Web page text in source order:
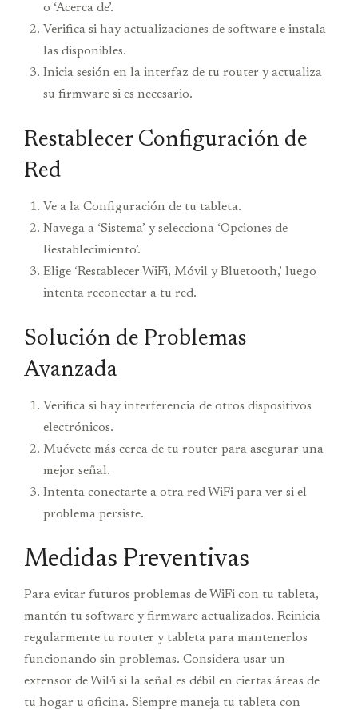
o ‘Acerca de’.
Verifica si hay actualizaciones de software e instala
las disponibles.
Inicia sesión en la interfaz de tu router y actualiza
su firmware si es necesario.
Restablecer Configuración de
Red
Ve a la Configuración de tu tableta.
Navega a ‘Sistema’ y selecciona ‘Opciones de
Restablecimiento’.
Elige ‘Restablecer WiFi, Móvil y Bluetooth,’ luego
intenta reconectar a tu red.
Solución de Problemas
Avanzada
Verifica si hay interferencia de otros dispositivos
electrónicos.
Muévete más cerca de tu router para asegurar una
mejor señal.
Intenta conectarte a otra red WiFi para ver si el
problema persiste.
Medidas Preventivas
Para evitar futuros problemas de WiFi con tu tableta,
mantén tu software y firmware actualizados. Reinicia
regularmente tu router y tableta para mantenerlos
funcionando sin problemas. Considera usar un
extensor de WiFi si la señal es débil en ciertas áreas de
tu hogar u oficina. Siempre maneja tu tableta con